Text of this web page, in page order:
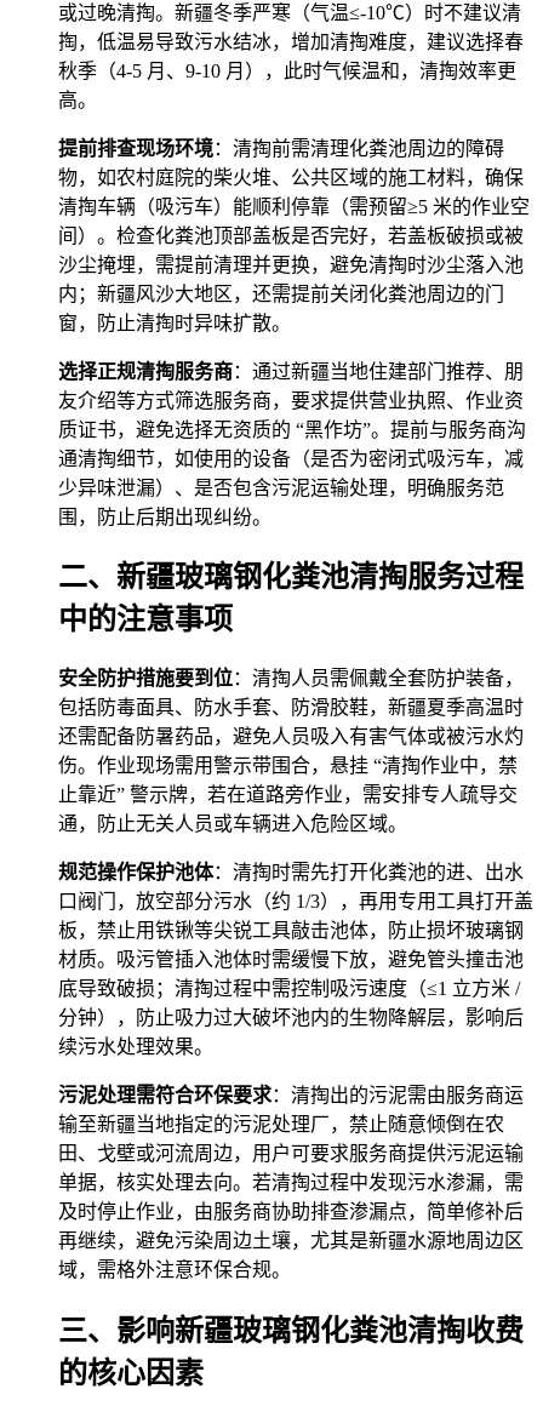
或过晚清掏。新疆冬季严寒（气温≤-10℃）时不建议清
掏，低温易导致污水结冰，增加清掏难度，建议选择春
秋季（4-5 月、9-10 月），此时气候温和，清掏效率更
高。
提前排查现场环境：清掏前需清理化粪池周边的障碍
物，如农村庭院的柴火堆、公共区域的施工材料，确保
清掏车辆（吸污车）能顺利停靠（需预留≥5 米的作业空
间）。检查化粪池顶部盖板是否完好，若盖板破损或被
沙尘掩埋，需提前清理并更换，避免清掏时沙尘落入池
内；新疆风沙大地区，还需提前关闭化粪池周边的门
窗，防止清掏时异味扩散。
选择正规清掏服务商：通过新疆当地住建部门推荐、朋
友介绍等方式筛选服务商，要求提供营业执照、作业资
质证书，避免选择无资质的 “黑作坊”。提前与服务商沟
通清掏细节，如使用的设备（是否为密闭式吸污车，减
少异味泄漏）、是否包含污泥运输处理，明确服务范
围，防止后期出现纠纷。
二、新疆玻璃钢化粪池清掏服务过程
中的注意事项
安全防护措施要到位：清掏人员需佩戴全套防护装备，
包括防毒面具、防水手套、防滑胶鞋，新疆夏季高温时
还需配备防暑药品，避免人员吸入有害气体或被污水灼
伤。作业现场需用警示带围合，悬挂 “清掏作业中，禁
止靠近” 警示牌，若在道路旁作业，需安排专人疏导交
通，防止无关人员或车辆进入危险区域。
规范操作保护池体：清掏时需先打开化粪池的进、出水
口阀门，放空部分污水（约 1/3），再用专用工具打开盖
板，禁止用铁锹等尖锐工具敲击池体，防止损坏玻璃钢
材质。吸污管插入池体时需缓慢下放，避免管头撞击池
底导致破损；清掏过程中需控制吸污速度（≤1 立方米 /
分钟），防止吸力过大破坏池内的生物降解层，影响后
续污水处理效果。
污泥处理需符合环保要求：清掏出的污泥需由服务商运
输至新疆当地指定的污泥处理厂，禁止随意倾倒在农
田、戈壁或河流周边，用户可要求服务商提供污泥运输
单据，核实处理去向。若清掏过程中发现污水渗漏，需
及时停止作业，由服务商协助排查渗漏点，简单修补后
再继续，避免污染周边土壤，尤其是新疆水源地周边区
域，需格外注意环保合规。
三、影响新疆玻璃钢化粪池清掏收费
的核心因素